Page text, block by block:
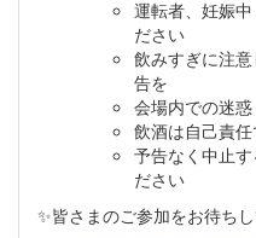
運転者、妊娠
ださい
飲みすぎに注
告を
会場内での迷
飲酒は自己責
予告なく中止
ださい
✨皆さまのご参加をお待ち